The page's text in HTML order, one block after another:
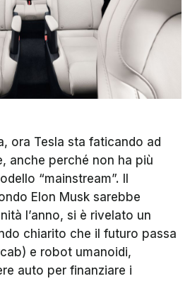
ora Tesla sta faticando ad
anche perché non ha più
“mainstream”. Il
Elon Musk sarebbe
l’anno, si è rivelato un
chiarito che il futuro passa
e robot umanoidi,
auto per finanziare i